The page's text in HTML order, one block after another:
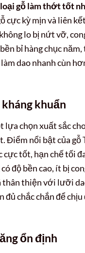
loại gỗ làm thớt tốt
cực kỳ mịn và liên
lo bị nứt vỡ,
bỉ hàng chục
dao nhanh cùn
kháng khuẩn
lựa chọn xuất sắc
Điểm nổi bật của gỗ
tốt, hạn chế tối
độ bền cao, ít bị
thân thiện với lưỡi
đủ chắc chắn để
ổn định